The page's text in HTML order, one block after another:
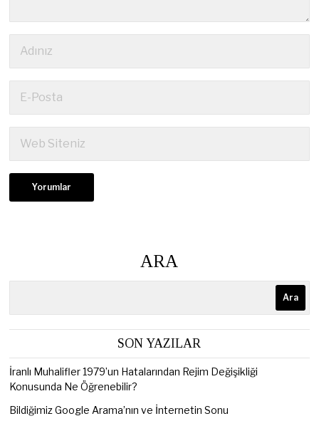
ARA
Ara
SON YAZILAR
İranlı Muhalifler 1979’un Hatalarından Rejim Değişikliği
Konusunda Ne Öğrenebilir?
Bildiğimiz Google Arama’nın ve İnternetin Sonu